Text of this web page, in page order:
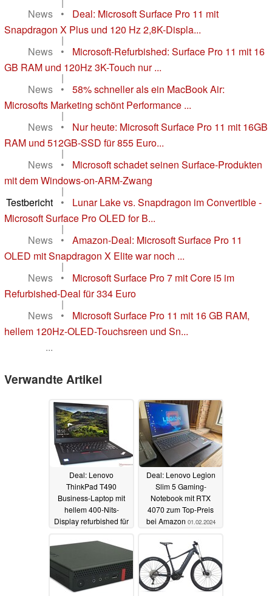
News
•
Deal: Microsoft Surface Pro 11 mit
Snapdragon X Plus und 120 Hz 2,8K-Displa...
|
News
•
Microsoft-Refurbished: Surface Pro 11 mit 16
GB RAM und 120Hz 3K-Touch nur ...
|
News
•
58% schneller als ein MacBook Air:
Microsofts Marketing schönt Performance ...
|
News
•
Nur heute: Microsoft Surface Pro 11 mit 16GB
RAM und 512GB-SSD für 855 Euro...
|
News
•
Microsoft schadet seinen Surface-Produkten
mit dem Windows-on-ARM-Zwang
|
Testbericht
•
Lunar Lake vs. Snapdragon im Convertible -
Microsoft Surface Pro OLED for B...
|
News
•
Amazon-Deal: Microsoft Surface Pro 11
OLED mit Snapdragon X Elite war noch ...
|
News
•
Microsoft Surface Pro 7 mit Core i5 im
Refurbished-Deal für 334 Euro
|
News
•
Microsoft Surface Pro 11 mit 16 GB RAM,
hellem 120Hz-OLED-Touchsreen und Sn...
...
Verwandte Artikel
Deal: Lenovo
ThinkPad T490
Business-Laptop mit
hellem 400-Nits-
Display refurbished für
01.02.2024
Deal: Lenovo Legion
Slim 5 Gaming-
Notebook mit RTX
4070 zum Top-Preis
bei Amazon 01.02.2024